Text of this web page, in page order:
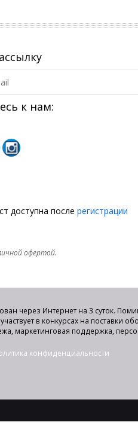
к нам:
доступна после регистрации
офертой.
через Интернет на 3 суток.
в конкурсах на поставки
маркетинговая поддержка,
конфиденциальности